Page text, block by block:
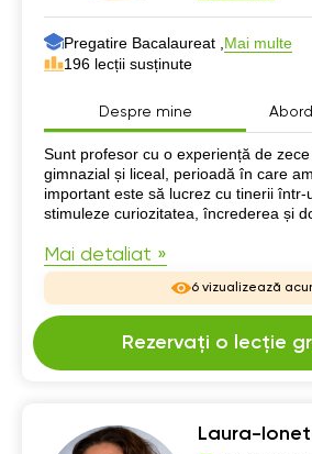
Pregatire Bacalaureat , Mai multe
196 lecții susținute
Despre mine
Despre mine
Sunt profesor cu o experiență de
gimnazial și liceal, perioadă în care
important este să lucrez cu tinerii
stimuleze curiozitatea, încrederea și
Mai detaliat »
6 vizualizează
Rezervați o lecție
Laura-